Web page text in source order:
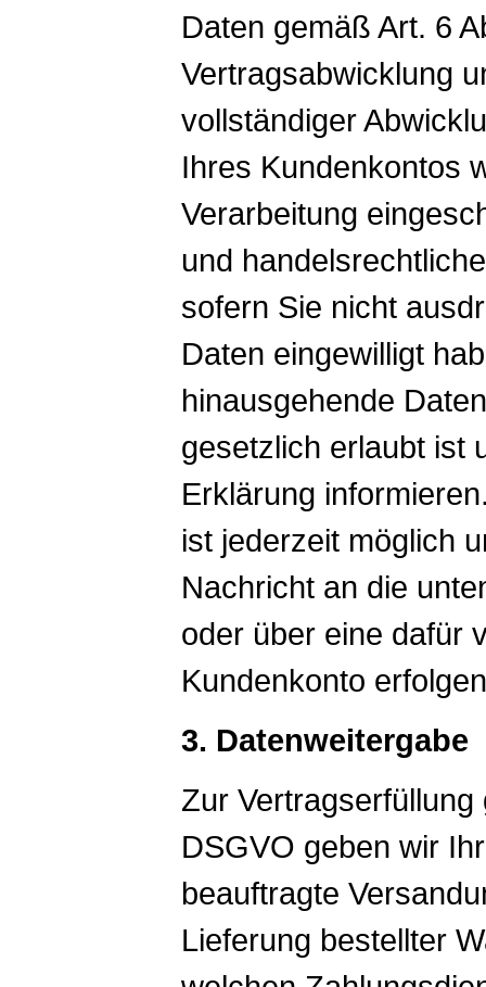
Daten gemäß Art. 6
Vertragsabwicklung
vollständiger
Ihres Kundenkontos
Verarbeitung
und
sofern Sie nicht
Daten eingewilligt
hinausgehende
gesetzlich erlaubt ist
Erklärung
ist jederzeit möglich
Nachricht an die
oder über eine dafür
Kundenkonto
3. Datenweitergabe
Zur
DSGVO geben wir
beauftragte
Lieferung bestellter